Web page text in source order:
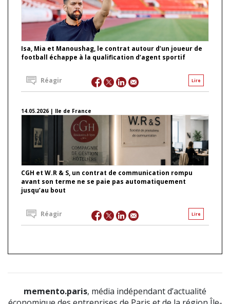
Isa, Mia et Manoushag, le contrat autour d’un joueur de
football échappe à la qualification d’agent sportif
Lire
Réagir
14.05.2026 | Ile de France
CGH et W.R & S, un contrat de communication rompu
avant son terme ne se paie pas automatiquement
jusqu’au bout
Lire
Réagir
memento.paris, média indépendant d’actualité